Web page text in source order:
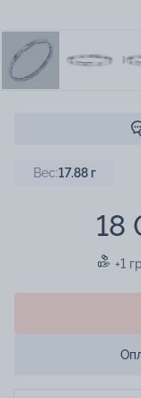
Вес:17.88г
18
+1